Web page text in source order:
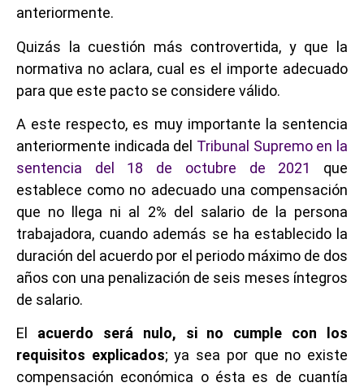
anteriormente.
Quizás la cuestión más controvertida, y que la
normativa no aclara, cual es el importe adecuado
para que este pacto se considere válido.
A este respecto, es muy importante la sentencia
anteriormente indicada del Tribunal Supremo en la
sentencia del 18 de octubre de 2021
que
establece como no adecuado una compensación
que no llega ni al 2% del salario de la persona
trabajadora, cuando además se ha establecido la
duración del acuerdo por el periodo máximo de dos
años con una penalización de seis meses íntegros
de salario.
El acuerdo será nulo, si no cumple con los
requisitos explicados; ya sea por que no existe
compensación económica o ésta es de cuantía